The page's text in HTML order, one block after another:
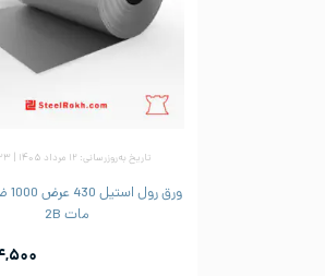
تاریخ به‌روزرسانی: ۱۲ مرداد ۱۴۰۵ | ۱۶:۳۳
مات 2B